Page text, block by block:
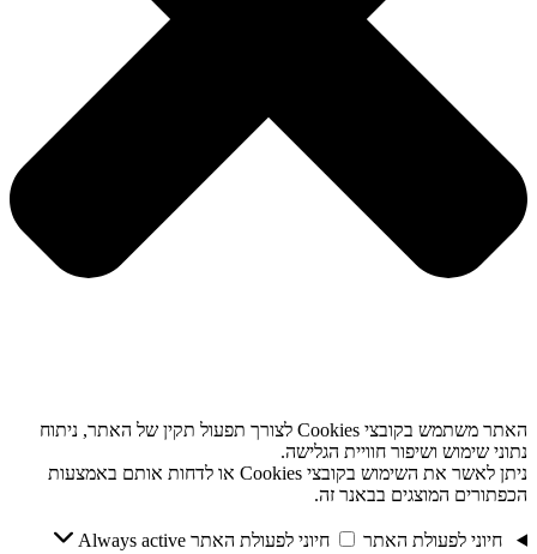
האתר משתמש בקובצי Cookies לצורך תפעול תקין של האתר, ניתוח
נתוני שימוש ושיפור חוויית הגלישה.
ניתן לאשר את השימוש בקובצי Cookies או לדחות אותם באמצעות
הכפתורים המוצגים בבאנר זה.
חיוני לפעולת האתר חיוני לפעולת האתר Always active